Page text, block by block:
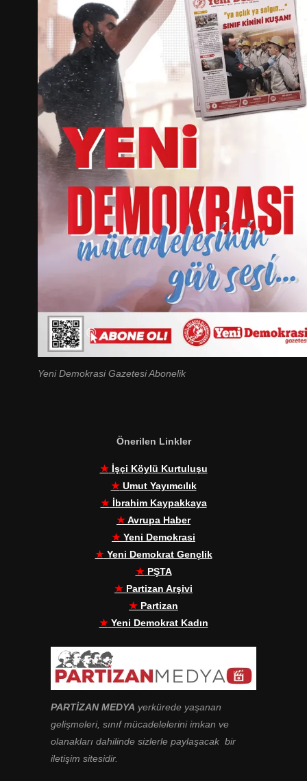
Yeni Demokrasi Gazetesi Abonelik
Önerilen Linkler
★İşçi Köylü Kurtuluşu
★Umut Yayımcılık
★İbrahim Kaypakkaya
★Avrupa Haber
★ Yeni Demokrasi
★Yeni Demokrat Gençlik
★PŞTA
★ Partizan Arşivi
★ Partizan
★Yeni Demokrat Kadın
PARTİZAN MEDYA yerkürede yaşanan
gelişmeleri, sınıf mücadelelerini imkan ve
olanakları dahilinde sizlerle paylaşacak bir
iletişim sitesidir.